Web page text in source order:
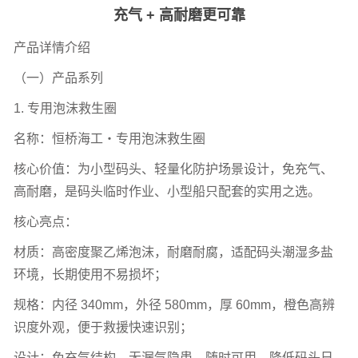
新闻中心
充气 + 高耐磨更可靠
产品详情介绍
（一）产品系列
1. 专用泡沫救生圈
名称：恒桥海工・专用泡沫救生圈
核心价值：为小型码头、轻量化防护场景设计，免充气、
高耐磨，是码头临时作业、小型船只配套的实用之选。